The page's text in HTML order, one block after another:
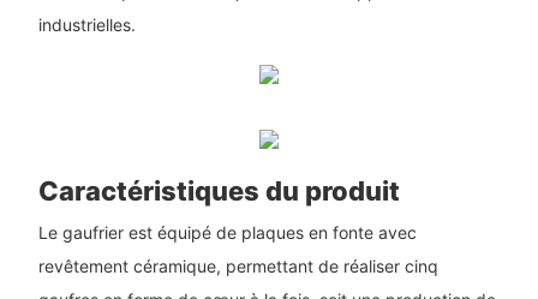
industrielles.
Caractéristiques du produit
Le gaufrier est équipé de plaques en fonte avec
revêtement céramique, permettant de réaliser cinq